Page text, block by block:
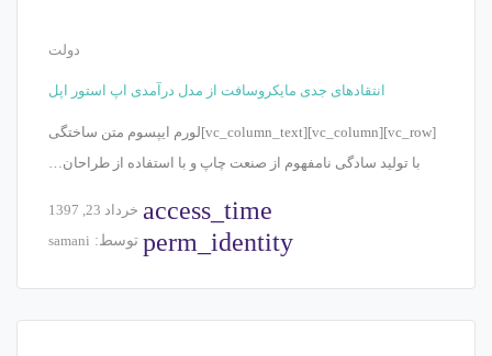
دولت
انتقادهای جدی مایکروسافت از مدل درآمدی اپ استور اپل
[vc_row][vc_column][vc_column_text]لورم ایپسوم متن ساختگی
با تولید سادگی نامفهوم از صنعت چاپ و با استفاده از طراحان…
access_time خرداد 23, 1397
perm_identity توسط: samani